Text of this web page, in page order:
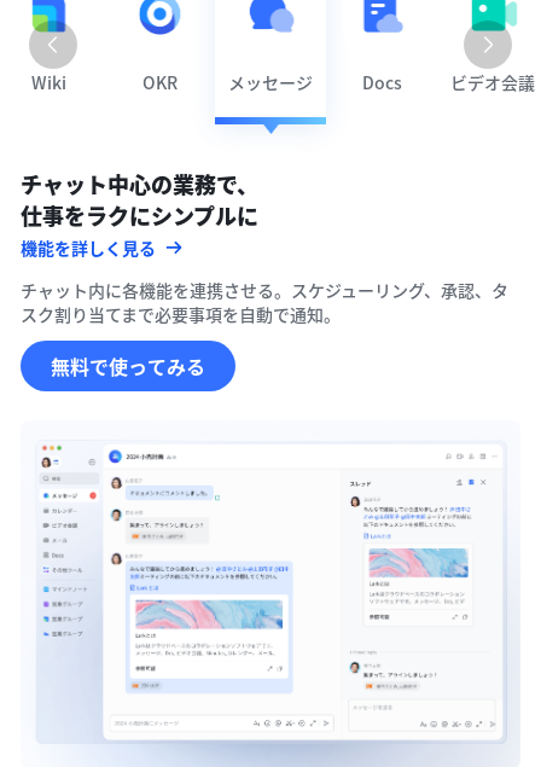
Wiki OKR メッセージ Docs ビデオ会議
チャット中心の業務で、
仕事をラクにシンプルに
機能を詳しく見る
チャット内に各機能を連携させる。スケジューリング、承認、タ
スク割り当てまで必要事項を自動で通知。
無料で使ってみる